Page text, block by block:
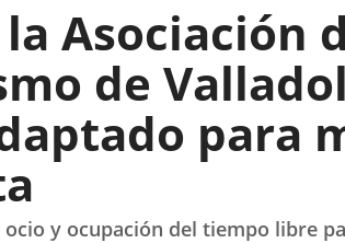
ventana
nueva.
Asociación
de
para
y ocupación del tiempo libre